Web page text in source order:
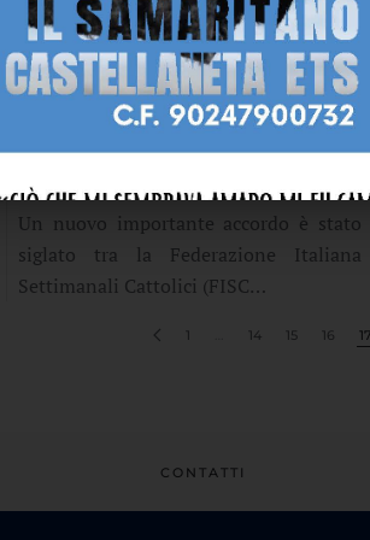
FISC E PONTIFICIA
UNIVERSITÀ DELLA SANTA
CROCE INSIEME PER UN
CORSO ALL’AVANGUARDIA
Un nuovo importante accordo è stato
siglato tra la Federazione Italiana
Settimanali Cattolici (FISC…
1 14 15 16 17
CONTATTI